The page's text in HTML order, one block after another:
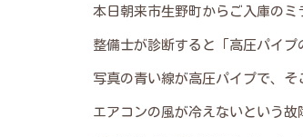
本日朝来市生野町からご入庫のミ
整備士が診断すると「高圧パイプ
写真の青い線が高圧パイプで、
エアコンの風が冷えないという故